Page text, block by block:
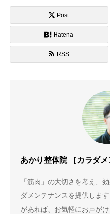
Post
Hatena
RSS
あかり整体院 ［カラダメ
「筋肉」の大切さを考え、
ダメンテナンスを提供しま
があれば、お気軽にお声がけ